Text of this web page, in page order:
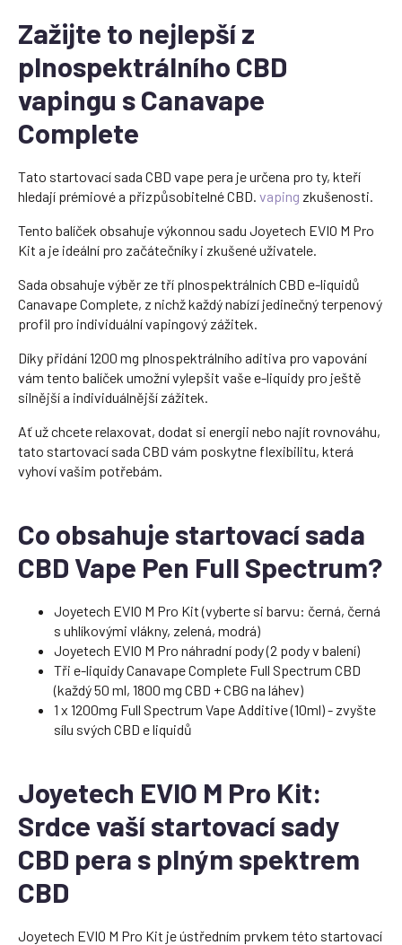
Zažijte to nejlepší z
plnospektrálního CBD
vapingu s Canavape
Complete
Tato startovací sada CBD vape pera je určena pro ty, kteří
hledají prémiové a přizpůsobitelné CBD. vaping zkušenosti.
Tento balíček obsahuje výkonnou sadu Joyetech EVIO M Pro
Kit a je ideální pro začátečníky i zkušené uživatele.
Sada obsahuje výběr ze tří plnospektrálních CBD e-liquidů
Canavape Complete, z nichž každý nabízí jedinečný terpenový
profil pro individuální vapingový zážitek.
Díky přidání 1200 mg plnospektrálního aditiva pro vapování
vám tento balíček umožní vylepšit vaše e-liquidy pro ještě
silnější a individuálnější zážitek.
Ať už chcete relaxovat, dodat si energii nebo najít rovnováhu,
tato startovací sada CBD vám poskytne flexibilitu, která
vyhoví vašim potřebám.
Co obsahuje startovací sada
CBD Vape Pen Full Spectrum?
Joyetech EVIO M Pro Kit (vyberte si barvu: černá, černá
s uhlíkovými vlákny, zelená, modrá)
Joyetech EVIO M Pro náhradní pody (2 pody v balení)
Tři e-liquidy Canavape Complete Full Spectrum CBD
(každý 50 ml, 1800 mg CBD + CBG na láhev)
1 x 1200mg Full Spectrum Vape Additive (10ml) - zvyšte
sílu svých CBD e liquidů
Joyetech EVIO M Pro Kit:
Srdce vaší startovací sady
CBD pera s plným spektrem
CBD
Joyetech EVIO M Pro Kit je ústředním prvkem této startovací